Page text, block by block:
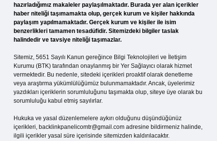
hazırladığımız makaleler paylaşılmaktadır. Burada yer alan içerikler
haber niteliği taşımamakta olup, gerçek kurum ve kişiler hakkında
paylaşım yapılmamaktadır. Gerçek kurum ve kişiler ile isim
benzerlikleri tamamen tesadüfidir. Sitemizdeki bilgiler taslak
halindedir ve tavsiye niteliği taşımazlar.
Sitemiz, 5651 Sayılı Kanun gereğince Bilgi Teknolojileri ve İletişim
Kurumu (BTK) tarafından onaylanmış bir Yer Sağlayıcı olarak hizmet
vermektedir. Bu nedenle, sitedeki içerikleri proaktif olarak denetleme
veya araştırma yükümlülüğümüz bulunmamaktadır. Ancak, üyelerimiz
yazdıkları içeriklerin sorumluluğunu taşımakta olup, siteye üye olarak bu
sorumluluğu kabul etmiş sayılırlar.
Hukuka ve yasal düzenlemelere aykırı olduğunu düşündüğünüz
içerikleri, backlinkpanelicomtr@gmail.com adresine bildirmeniz halinde,
ilgili içerikler yasal süre içerisinde sitemizden kaldırılacaktır.